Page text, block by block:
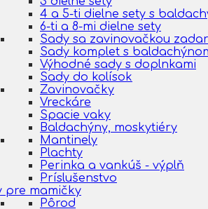
4 a 5-ti dielne sety s
6-ti a 8-mi dielne sety
Sady sa zavinovačkou
Sady komplet s
Výhodné sady s doplnkami
Sady do kolísok
Zavinovačky
Vreckáre
Spacie vaky
Baldachýny, moskytiéry
Mantinely
Plachty
Perinka a vankúš - výplň
Príslušenstvo
pre mamičky
Pôrod